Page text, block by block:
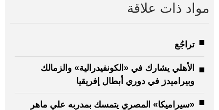
مواد ذات علاقة
تراجُع
الأهلي يشارك في «الكونفيدرالية» والزمالك
وبيراميدز في دوري أبطال إفريقيا
«سيراميكا» المصري يتمسك بمدربه علي ماهر